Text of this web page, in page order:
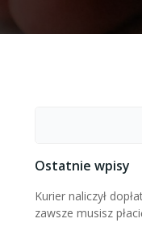
Ostatnie wpisy
Kurier naliczył
zawsze musisz